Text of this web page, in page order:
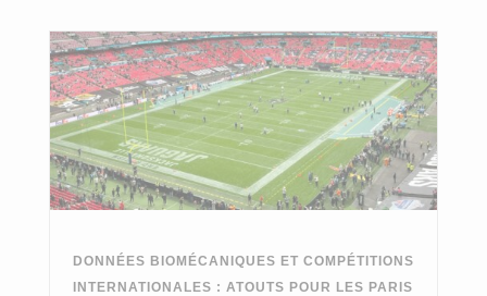
DONNÉES BIOMÉCANIQUES ET COMPÉTITIONS
INTERNATIONALES : ATOUTS POUR LES PARIS